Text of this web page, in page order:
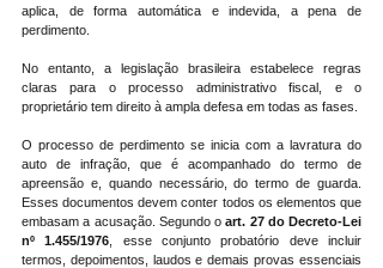
aplica, de forma automática e indevida, a pena de
perdimento.
No entanto, a legislação brasileira estabelece regras
claras para o processo administrativo fiscal, e o
proprietário tem direito à ampla defesa em todas as fases.
O processo de perdimento se inicia com a lavratura do
auto de infração, que é acompanhado do termo de
apreensão e, quando necessário, do termo de guarda.
Esses documentos devem conter todos os elementos que
embasam a acusação. Segundo o art. 27 do Decreto-Lei
nº 1.455/1976 , esse conjunto probatório deve incluir
termos, depoimentos, laudos e demais provas essenciais